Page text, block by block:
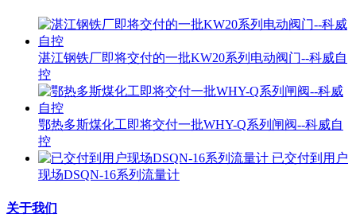
湛江钢铁厂即将交付的一批KW20系列电动阀门--科威自
控
鄂热多斯煤化工即将交付一批WHY-Q系列闸阀--科威自
控
已交付到用户
现场DSQN-16系列流量计
关于我们